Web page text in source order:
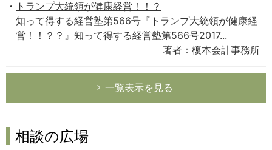
トランプ大統領が健康経営！！？
知って得する経営塾第566号『トランプ大統領が健康経
営！！？？』知って得する経営塾第566号2017...
著者：榎本会計事務所
一覧表示を見る
相談の広場